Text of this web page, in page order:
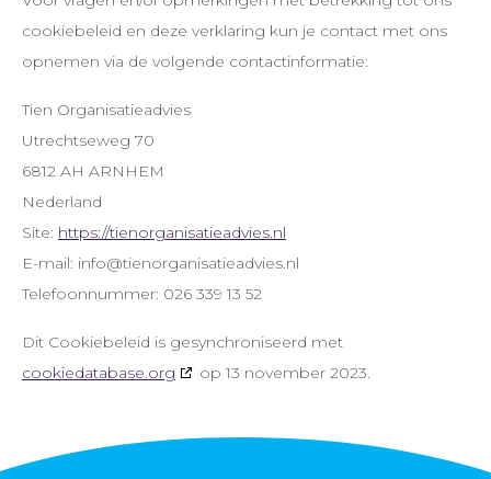
cookiebeleid en deze verklaring kun je contact met ons
opnemen via de volgende contactinformatie:
Tien Organisatieadvies
Utrechtseweg 70
6812 AH ARNHEM
Nederland
Site: https://tienorganisatieadvies.nl
E-mail: info@tienorganisatieadvies.nl
Telefoonnummer: 026 339 13 52
Dit Cookiebeleid is gesynchroniseerd met
cookiedatabase.org
op 13 november 2023.